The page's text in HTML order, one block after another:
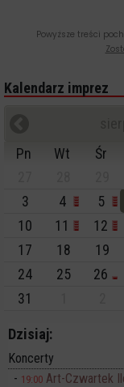
Powyższe treści
Kalendarz imprez
Pn
Wt Śr
3
4 5
10
11 12
17
18 19
24
25 26
31
Dzisiaj:
Koncerty
19:00 Art-Czwartek